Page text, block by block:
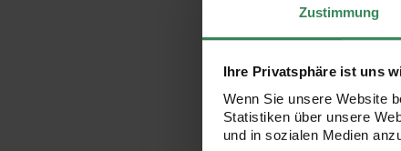
Zustimmung
Ihre Privatsphäre ist uns
Wenn Sie unsere Website
Statistiken über unsere
und in sozialen Medien